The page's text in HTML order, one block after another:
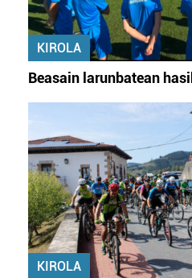
KIROLA
Beasain larunbatean
KIROLA